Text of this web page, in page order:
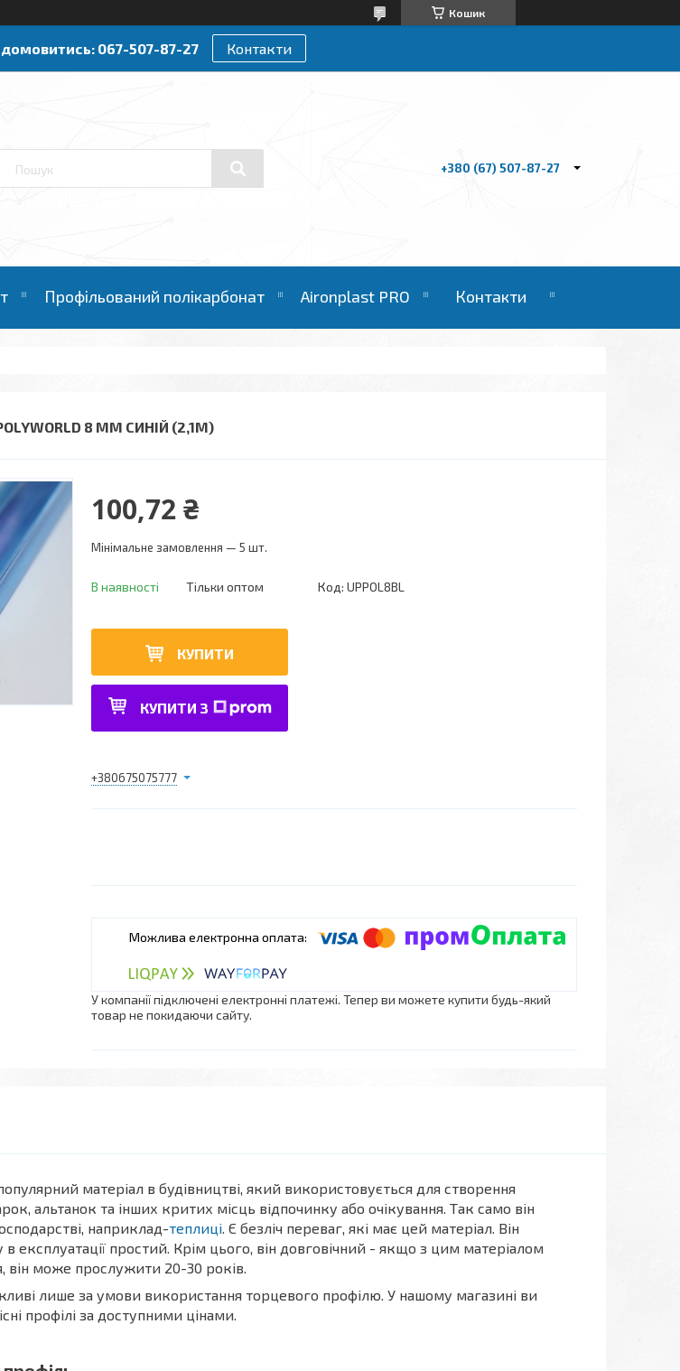
Кошик
067-507-87-27 Контакти
+380 (67) 507-87-27
Профільований полікарбонат Aironplast PRO Контакти
8 ММ СИНІЙ (2,1М)
100,72 ₴
Мінімальне замовлення — 5 шт.
В наявності Тільки оптом Код: UPPOL8BL
КУПИТИ
КУПИТИ З
+380675075777
У компанії підключені електронні платежі. Тепер ви можете купити будь-який
товар не покидаючи сайту.
матеріал в будівництві, який використовується для створення
альтанок та інших критих місць відпочинку або очікування. Так само він
наприклад-теплиці. Є безліч переваг, які має цей матеріал. Він
експлуатації простий. Крім цього, він довговічний - якщо з цим матеріалом
він може прослужити 20-30 років.
лише за умови використання торцевого профілю. У нашому магазині ви
профілі за доступними цінами.